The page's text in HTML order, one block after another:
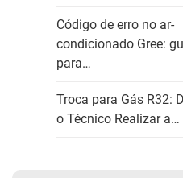
Código de erro no ar-
condicionado Gree:
para…
Troca para Gás R32:
o Técnico Realizar a…